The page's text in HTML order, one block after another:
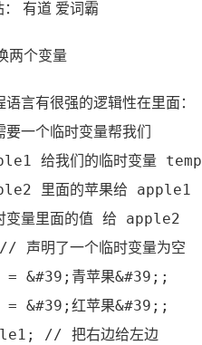
有道 爱词霸
两个变量
有很强的逻辑性在里面：
个临时变量帮我们
给我们的临时变量 temp
里面的苹果给 apple1
量里面的值 给 apple2
明了一个临时变量为空
&#39;青苹果&#39;;
&#39;红苹果&#39;;
// 把右边给左边